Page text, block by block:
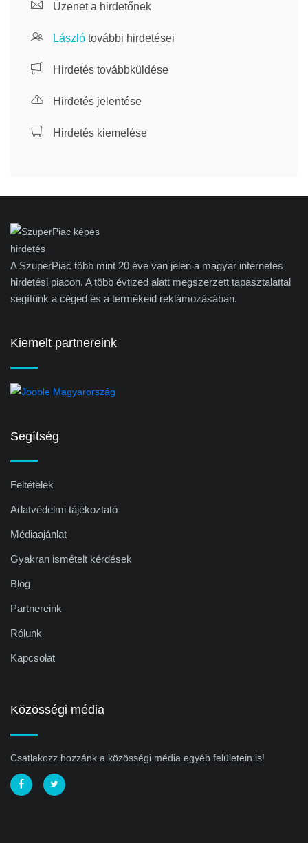
Üzenet a hirdetőnek
László további hirdetései
Hirdetés továbbküldése
Hirdetés jelentése
Hirdetés kiemelése
A SzuperPiac több mint 20 éve van jelen a magyar internetes
hirdetési piacon. A több évtized alatt megszerzett tapasztalattal
segítünk a céged és a termékeid reklámozásában.
Kiemelt partnereink
Segítség
Feltételek
Adatvédelmi tájékoztató
Médiaajánlat
Gyakran ismételt kérdések
Blog
Partnereink
Rólunk
Kapcsolat
Közösségi média
Csatlakozz hozzánk a közösségi média egyéb felületein is!